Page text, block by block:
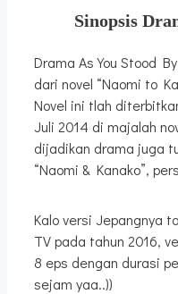
Sinopsis
Drama As You Stood
dari novel “Naomi to
Novel ini tlah
Juli 2014 di majalah
dijadikan drama juga
“Naomi & Kanako”,
Kalo versi Jepangnya
TV pada tahun 2016,
8 eps dengan durasi
sejam yaa..))